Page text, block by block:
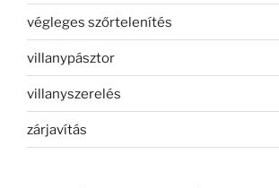
végleges szőrtelenítés
villanypásztor
villanyszerelés
zárjavítás